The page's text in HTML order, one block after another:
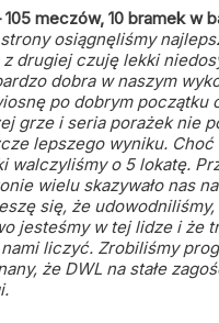
105 meczów, 10 bramek w
osiągnęliśmy
drugiej czuję lekki
dobra w naszym
po dobrym początku
grze i seria porażek nie
lepszego wyniku. Choć
walczyliśmy o 5 lokatę.
wielu skazywało nas
się, że udowodniliśmy,
jesteśmy w tej lidze i że
liczyć. Zrobiliśmy
że DWL na stałe